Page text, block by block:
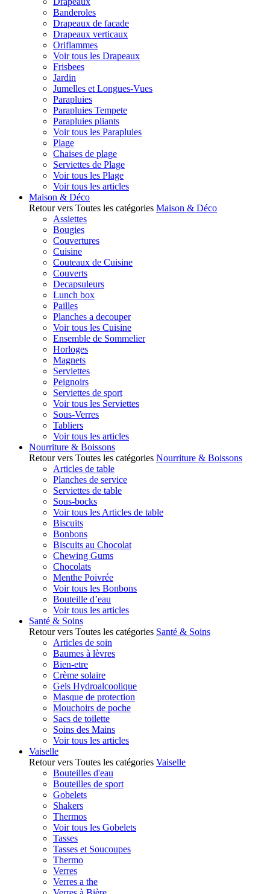
Banderoles
Drapeaux de facade
Drapeaux verticaux
Oriflammes
Voir tous les Drapeaux
Frisbees
Jardin
Jumelles et Longues-Vues
Parapluies
Parapluies Tempete
Parapluies pliants
Voir tous les Parapluies
Plage
Chaises de plage
Serviettes de Plage
Voir tous les Plage
Voir tous les articles
Maison & Déco
Retour vers Toutes les catégories Maison & Déco
Assiettes
Bougies
Couvertures
Cuisine
Couteaux de Cuisine
Couverts
Decapsuleurs
Lunch box
Pailles
Planches a decouper
Voir tous les Cuisine
Ensemble de Sommelier
Horloges
Magnets
Serviettes
Peignoirs
Serviettes de sport
Voir tous les Serviettes
Sous-Verres
Tabliers
Voir tous les articles
Nourriture & Boissons
Retour vers Toutes les catégories Nourriture & Boissons
Articles de table
Planches de service
Serviettes de table
Sous-bocks
Voir tous les Articles de table
Biscuits
Bonbons
Biscuits au Chocolat
Chewing Gums
Chocolats
Menthe Poivrée
Voir tous les Bonbons
Bouteille d’eau
Voir tous les articles
Santé & Soins
Retour vers Toutes les catégories Santé & Soins
Articles de soin
Baumes à lèvres
Bien-etre
Crème solaire
Gels Hydroalcoolique
Masque de protection
Mouchoirs de poche
Sacs de toilette
Soins des Mains
Voir tous les articles
Vaiselle
Retour vers Toutes les catégories Vaiselle
Bouteilles d'eau
Bouteilles de sport
Gobelets
Shakers
Thermos
Voir tous les Gobelets
Tasses
Tasses et Soucoupes
Thermo
Verres
Verres a the